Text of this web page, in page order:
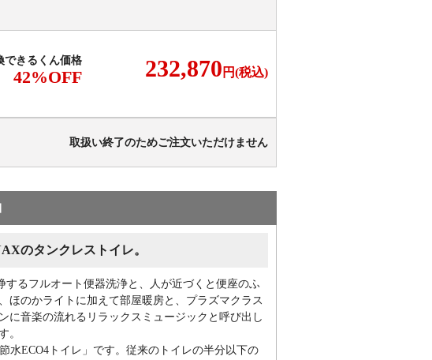
できるくん価格
42%OFF 232,870 円(税込)
取扱い終了のためご注文いただけません
のタンクレストイレ。
るフルオート便器洗浄と、人が近づくと便座のふ
ほのかライトに加えて部屋暖房と、プラズマクラス
に音楽の流れるリラックスミュージックと呼び出し
。
水ECO4トイレ」です。従来のトイレの半分以下の